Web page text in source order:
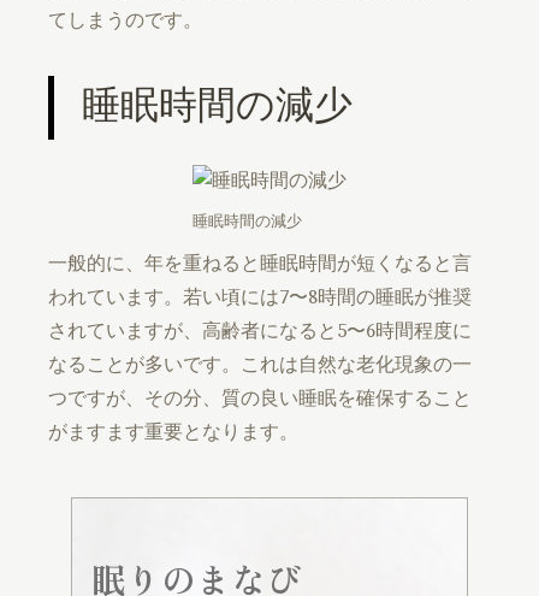
てしまうのです。
睡眠時間の減少
睡眠時間の減少
一般的に、年を重ねると睡眠時間が短くなると言
われています。若い頃には7〜8時間の睡眠が推奨
されていますが、高齢者になると5〜6時間程度に
なることが多いです。これは自然な老化現象の一
つですが、その分、質の良い睡眠を確保すること
がますます重要となります。
眠りのまなび